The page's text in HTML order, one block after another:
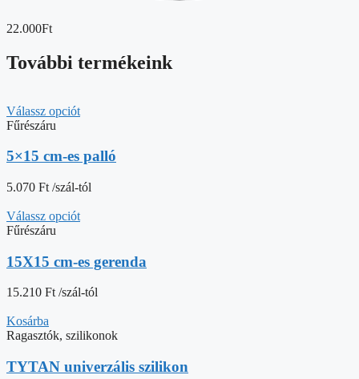
22.000Ft
További termékeink
Válassz opciót
Fűrészáru
5×15 cm-es palló
5.070 Ft /szál-tól
Válassz opciót
Fűrészáru
15X15 cm-es gerenda
15.210 Ft /szál-tól
Kosárba
Ragasztók, szilikonok
TYTAN univerzális szilikon